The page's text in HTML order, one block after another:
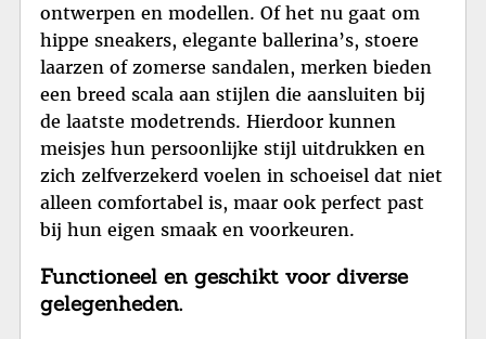
ontwerpen en modellen. Of het nu gaat om
hippe sneakers, elegante ballerina’s, stoere
laarzen of zomerse sandalen, merken bieden
een breed scala aan stijlen die aansluiten bij
de laatste modetrends. Hierdoor kunnen
meisjes hun persoonlijke stijl uitdrukken en
zich zelfverzekerd voelen in schoeisel dat niet
alleen comfortabel is, maar ook perfect past
bij hun eigen smaak en voorkeuren.
Functioneel en geschikt voor diverse
gelegenheden.